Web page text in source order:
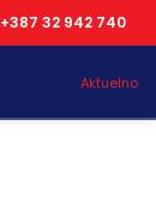
+387 32 942 740
Aktuelno